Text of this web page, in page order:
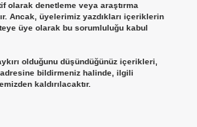
olarak denetleme veya araştırma
Ancak, üyelerimiz yazdıkları içeriklerin
üye olarak bu sorumluluğu kabul
olduğunu düşündüğünüz içerikleri,
bildirmeniz halinde, ilgili
kaldırılacaktır.